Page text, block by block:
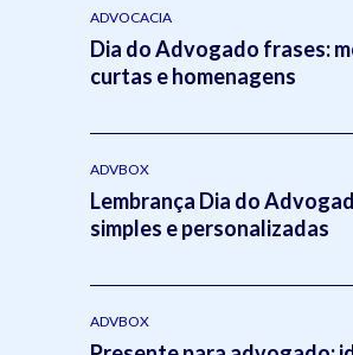
ADVOCACIA
Dia do Advogado frases:
curtas e homenagens
ADVBOX
Lembrança Dia do
simples e personalizadas
ADVBOX